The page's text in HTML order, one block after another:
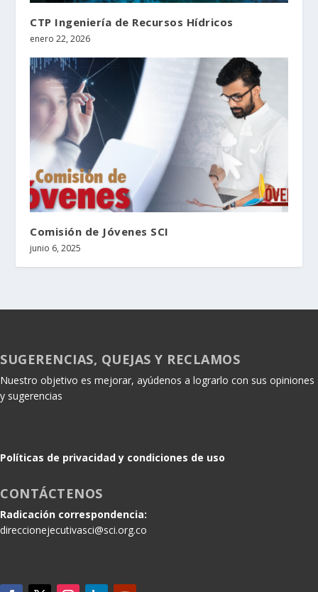
CTP Ingeniería de Recursos Hídricos
enero 22, 2026
Comisión de Jóvenes SCI
junio 6, 2025
SUGERENCIAS, QUEJAS Y RECLAMOS
Nuestro objetivo es mejorar, ayúdenos a lograrlo con sus opiniones
y sugerencias
Políticas de privacidad y condiciones de uso
CONTÁCTENOS
Radicación correspondencia:
direccionejecutivasci@sci.org.co